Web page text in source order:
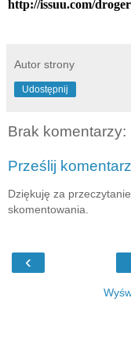
http://issuu.com/
Autor strony
Udostępnij
Brak komentarzy:
Prześlij komentarz
Dziękuję za
skomentowania.
‹